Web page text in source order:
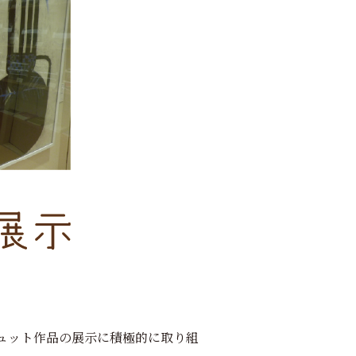
ット作品の展示に積極的に取り組